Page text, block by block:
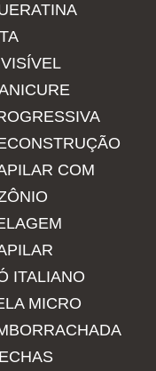
COM
ITALIANO
MICRO